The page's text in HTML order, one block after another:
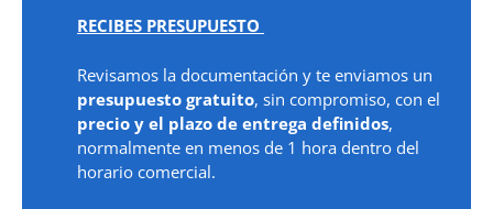
RECIBES PRESUPUESTO
Revisamos la documentación y te enviamos un
presupuesto gratuito, sin compromiso, con el
precio y el plazo de entrega definidos,
normalmente en menos de 1 hora dentro del
horario comercial.